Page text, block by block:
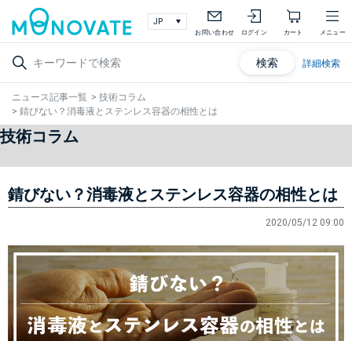
お問い合わせ ログイン カート メニュー
検索 詳細検索
ニュース記事一覧 > 技術コラム
> 錆びない？消毒液とステンレス容器の相性とは
技術コラム
錆びない？消毒液とステンレス容器の相性とは
2020/05/12 09:00